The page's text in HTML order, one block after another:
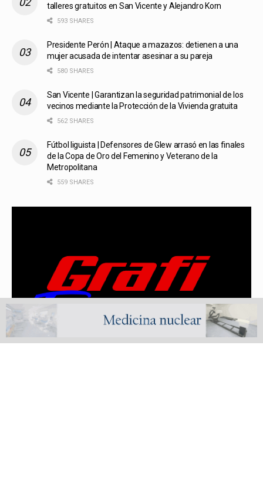
talleres gratuitos en San Vicente y Alejandro Korn
593 SHARES
Presidente Perón | Ataque a mazazos: detienen a una
mujer acusada de intentar asesinar a su pareja
580 SHARES
San Vicente | Garantizan la seguridad patrimonial de los
vecinos mediante la Protección de la Vivienda gratuita
562 SHARES
Fútbol liguista | Defensores de Glew arrasó en las finales
de la Copa de Oro del Femenino y Veterano de la
Metropolitana
559 SHARES